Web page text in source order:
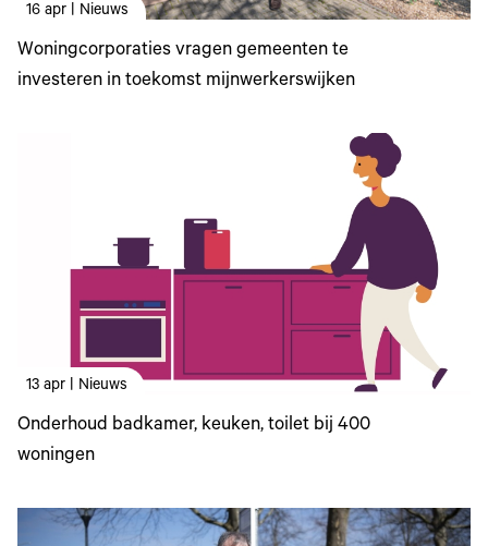
16 apr | Nieuws
Woningcorporaties vragen gemeenten te
investeren in toekomst mijnwerkerswijken
13 apr | Nieuws
Onderhoud badkamer, keuken, toilet bij 400
woningen